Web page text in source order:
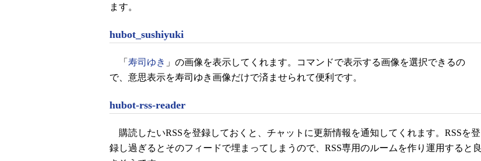
ます。
hubot_sushiyuki
「 寿司ゆき 」の画像を表示してくれます。コマンドで表示する画像を選択できるの
で、意思表示を寿司ゆき画像だけで済ませられて便利です。
hubot-rss-reader
購読したいRSSを登録しておくと、チャットに更新情報を通知してくれます。RSSを登
録し過ぎるとそのフィードで埋まってしまうので、RSS専用のルームを作り運用すると良